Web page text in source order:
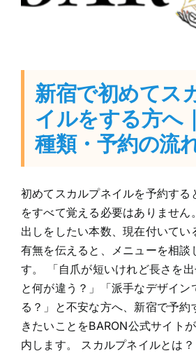
新宿で初めてス
イルをする方へ
種類・予約の流
初めてスカルプネイルを予約する
をすべて覚える必要はありません
出しをしたい本数、現在付いてい
有無を伝えると、メニューを相談
す。 「自爪が短いけれど長さを
と何が違う？」「派手なデザイン
る？」と不安な方へ、新宿で予約
きたいことをBARON公式サイト
内します。 スカルプネイルとは